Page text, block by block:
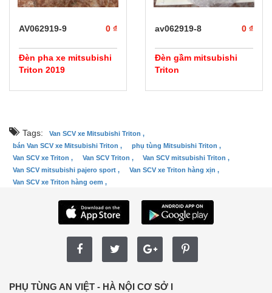
AV062919-9 0 ₫
Đèn pha xe mitsubishi
Triton 2019
av062919-8 0 ₫
Đèn gầm mitsubishi
Triton
Tags:
Van SCV xe Mitsubishi Triton ,
bán Van SCV xe Mitsubishi Triton ,
phụ tùng Mitsubishi Triton ,
Van SCV xe Triton ,
Van SCV Triton ,
Van SCV mitsubishi Triton ,
Van SCV mitsubishi pajero sport ,
Van SCV xe Triton hàng xịn ,
Van SCV xe Triton hàng oem ,
PHỤ TÙNG AN VIỆT - HÀ NỘI CƠ SỞ I